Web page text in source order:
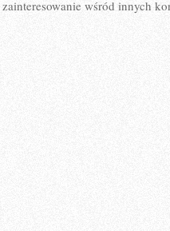
wśród innych